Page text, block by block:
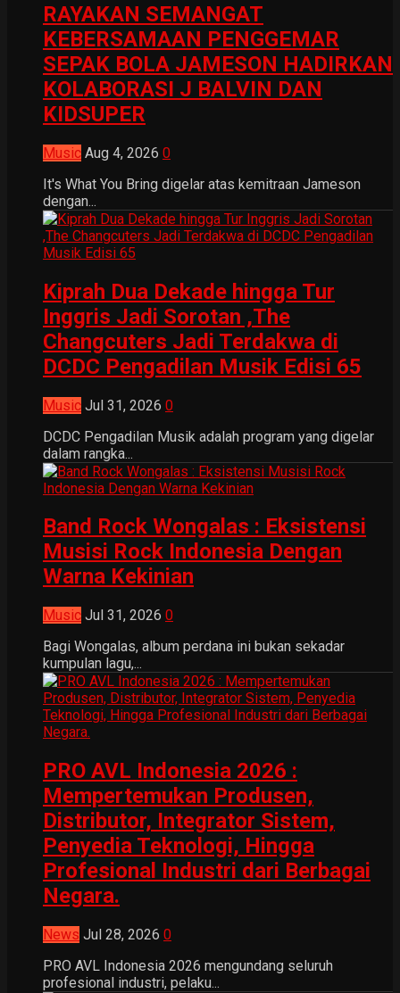
RAYAKAN SEMANGAT
KEBERSAMAAN PENGGEMAR
SEPAK BOLA JAMESON HADIRKAN
KOLABORASI J BALVIN DAN
KIDSUPER
Music Aug 4, 2026 0
It's What You Bring digelar atas kemitraan Jameson
dengan...
Kiprah Dua Dekade hingga Tur
Inggris Jadi Sorotan ,The
Changcuters Jadi Terdakwa di
DCDC Pengadilan Musik Edisi 65
Music Jul 31, 2026 0
DCDC Pengadilan Musik adalah program yang digelar
dalam rangka...
Band Rock Wongalas : Eksistensi
Musisi Rock Indonesia Dengan
Warna Kekinian
Music Jul 31, 2026 0
Bagi Wongalas, album perdana ini bukan sekadar
kumpulan lagu,...
PRO AVL Indonesia 2026 :
Mempertemukan Produsen,
Distributor, Integrator Sistem,
Penyedia Teknologi, Hingga
Profesional Industri dari Berbagai
Negara.
News Jul 28, 2026 0
PRO AVL Indonesia 2026 mengundang seluruh
profesional industri, pelaku...